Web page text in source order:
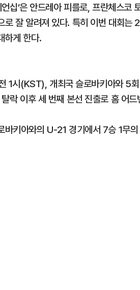
십’은 안드레아 피를로, 프란체스코
로 잘 알려져 있다. 특히 이번 대회
하게 한다.
1시(KST), 개최국 슬로바키아와 5
락 이후 세 번째 본선 진출로 홈 어
바키아와의 U-21 경기에서 7승 1무